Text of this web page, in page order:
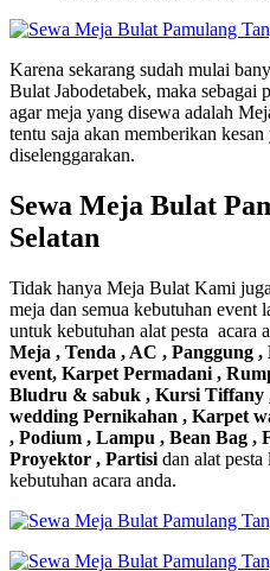
Karena sekarang sudah mulai
Bulat Jabodetabek, maka
agar meja yang disewa adalah
tentu saja akan memberikan
diselenggarakan.
Sewa Meja Bulat
Selatan
Tidak hanya Meja Bulat Kami
meja dan semua kebutuhan event
untuk kebutuhan alat pesta acara
Meja , Tenda , AC , Panggung
event, Karpet Permadani ,
Bludru & sabuk , Kursi Tiffany
wedding Pernikahan , Karpet
, Podium , Lampu , Bean Bag ,
Proyektor , Partisi dan alat
kebutuhan acara anda.